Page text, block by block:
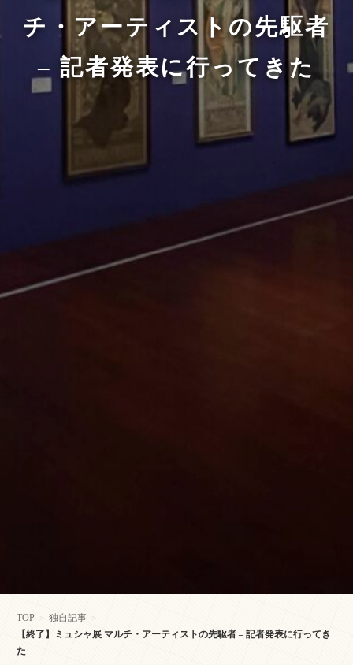
チ・アーティストの先駆者
– 記者発表に行ってきた
TOP > 独自記事 >
【終了】ミュシャ展 マルチ・アーティストの先駆者 – 記者発表に行ってき
た